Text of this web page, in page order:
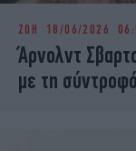
ΖΩΗ 18/06/2026
Άρνολντ
με τη